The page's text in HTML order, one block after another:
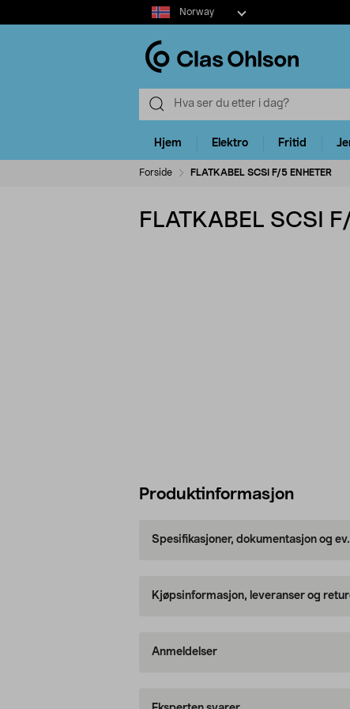
Select
market
Norway
Hjem Elektro Fritid
Forside FLATKABEL SCSI F/5 ENHETER
FLATKABEL SCSI
Produktinformasjon
Spesifikasjoner, dokumentasjon og
Kjøpsinformasjon, leveranser og
Anmeldelser